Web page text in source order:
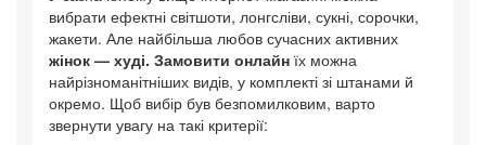
вибрати ефектні світшоти, лонгсліви, сукні, сорочки,
жакети. Але найбільша любов сучасних активних
жінок — худі. Замовити онлайн їх можна
найрізноманітніших видів, у комплекті зі штанами й
окремо. Щоб вибір був безпомилковим, варто
звернути увагу на такі критерії: